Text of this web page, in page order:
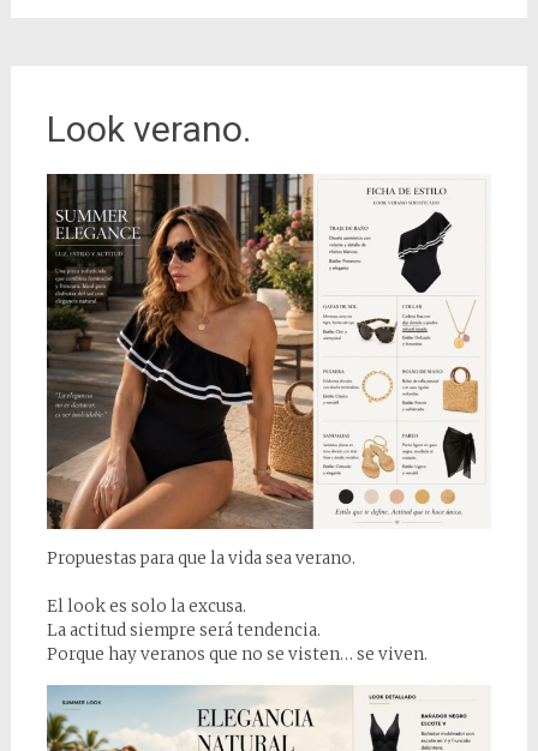
Look verano.
Propuestas para que la vida sea verano.
El look es solo la excusa.
La actitud siempre será tendencia.
Porque hay veranos que no se visten… se viven.